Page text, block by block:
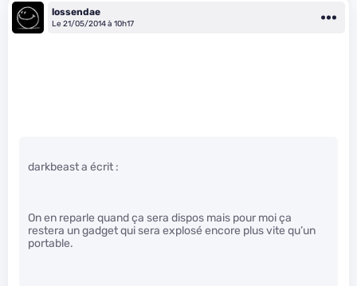
lossendae
Le 21/05/2014 à 10h17
darkbeast a écrit :
On en reparle quand ça sera dispos mais pour moi ça
restera un gadget qui sera explosé encore plus vite qu’un
portable.